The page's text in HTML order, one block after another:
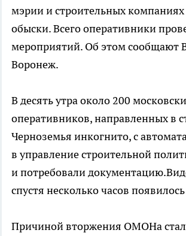
мэрии и строительных
обыски. Всего оперативники
мероприятий. Об этом сообщают
Воронеж.
В десять утра около 200
оперативников, направленных в
Черноземья инкогнито, с
в управление строительной
и потребовали
спустя несколько часов
Причиной вторжения ОМОНа